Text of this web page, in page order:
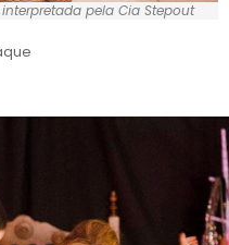
pela Cia Stepout